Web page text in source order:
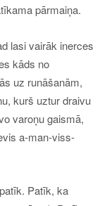
pārmaiņa.
lasi vairāk inerces
kāds no
uz runāšanām,
kurš uztur draivu
varoņu gaismā,
a-man-viss-
Patīk, ka